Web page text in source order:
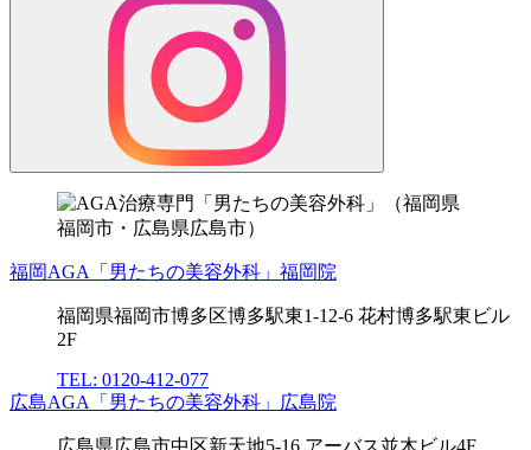
福岡AGA「男たちの美容外科」福岡院
福岡県福岡市博多区博多駅東1-12-6 花村博多駅東ビル
2F
TEL: 0120-412-077
広島AGA「男たちの美容外科」広島院
広島県広島市中区新天地5-16 アーバス並木ビル4F